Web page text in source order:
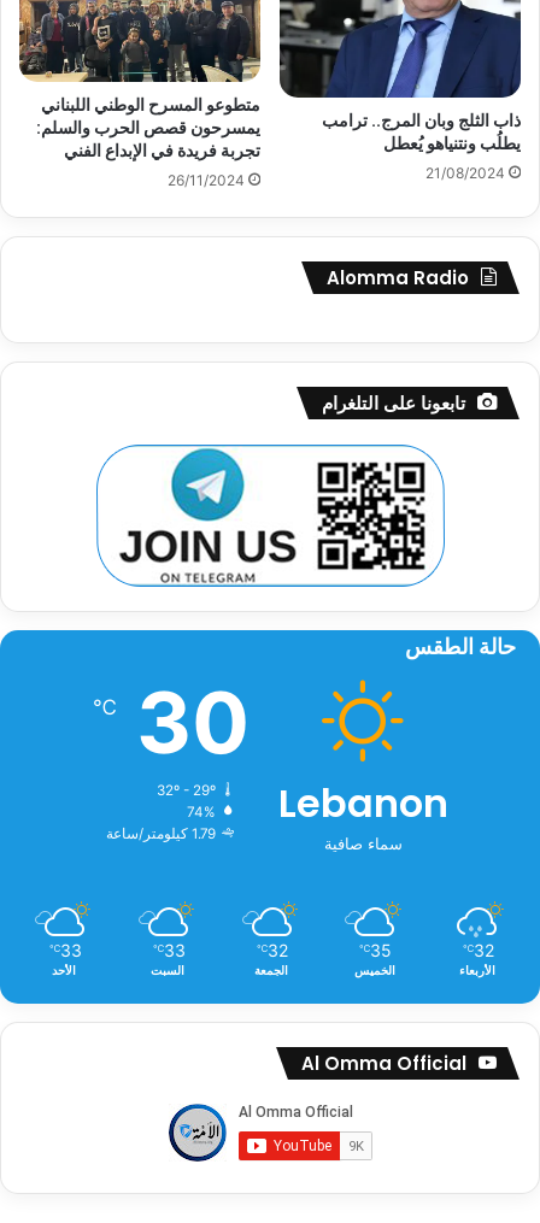
ذاب الثلج وبان المرج.. ترامب
يطلُب ونتنياهو يُعطل
21/08/2024
متطوعو المسرح الوطني اللبناني
يمسرحون قصص الحرب والسلم:
تجربة فريدة في الإبداع الفني
26/11/2024
Alomma Radio
تابعونا على التلغرام
حالة الطقس
Lebanon
سماء صافية
30
℃
32º - 29º
74%
1.79 كيلومتر/ساعة
32
℃
الأربعاء
35
℃
الخميس
32
℃
الجمعة
33
℃
السبت
33
℃
الأحد
Al Omma Official